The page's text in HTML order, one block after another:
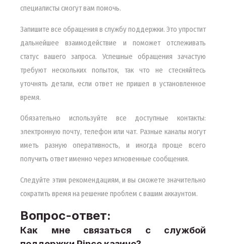
специалисты смогут вам помочь.
Запишите все обращения в службу поддержки. Это упростит
дальнейшее взаимодействие и поможет отслеживать
статус вашего запроса. Успешные обращения зачастую
требуют нескольких попыток, так что не стесняйтесь
уточнять детали, если ответ не пришел в установленное
время.
Обязательно используйте все доступные контакты:
электронную почту, телефон или чат. Разные каналы могут
иметь разную оперативность, и иногда проще всего
получить ответ именно через мгновенные сообщения.
Следуйте этим рекомендациям, и вы сможете значительно
сократить время на решение проблем с вашим аккаунтом.
Вопрос-ответ:
Как мне связаться с службой